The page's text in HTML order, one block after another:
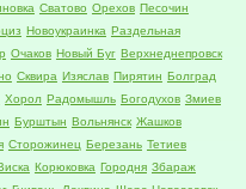
Сватово Орехов Песочин
Новоукраинка Раздельная
Очаков Новый Буг Верхнеднепровск
Сквира Изяслав Пирятин Болград
Хорол Радомышль Богодухов Змиев
Бурштын Вольнянск Жашков
Сторожинец Березань Тетиев
Корюковка Городня Збараж